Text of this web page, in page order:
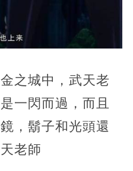
之城中，武天老
一閃而過，而且
，鬍子和光頭還
老師